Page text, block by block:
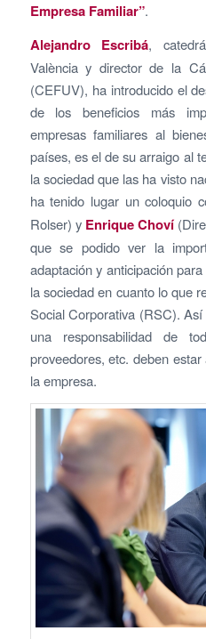
Empresa Familiar”.
Alejandro Escribá,
València y director de la
(CEFUV), ha introducido el
de los beneficios más
empresas familiares al
países, es el de su arraigo al
la sociedad que las ha visto
ha tenido lugar un coloquio
Rolser) y Enrique Choví
que se podido ver la
adaptación y anticipación
la sociedad en cuanto lo que
Social Corporativa (RSC).
una responsabilidad de
proveedores, etc. deben
la empresa.